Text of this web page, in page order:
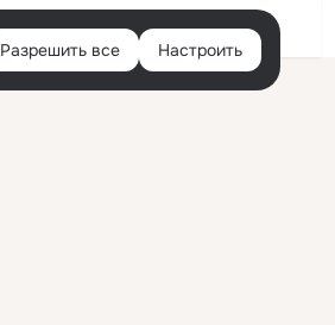
Войти
Разрешить все Настроить